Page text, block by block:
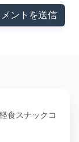
食スナックコ